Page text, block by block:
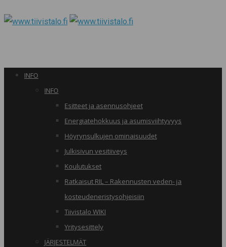
INFO
INFO
Esitteet ja asennusohjeet
Energiatehokkuus ja asumisviihtyvyys
Höyrynsulkujen ominaisuudet
Julkisivun vesitiiveys
Koulutukset
Ratkaisut RIL – Rakennusten veden- ja
kosteudeneristysohjeisiin
Tiivistalo WIKI
Yritysesittely
JÄRJESTELMÄT